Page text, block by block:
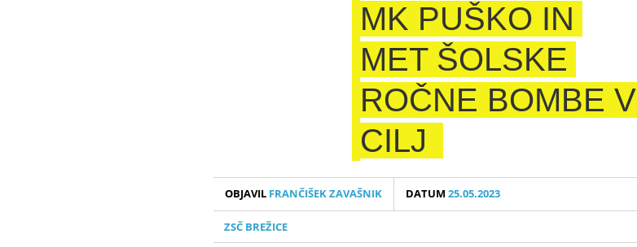
MK PUŠKO IN
MET ŠOLSKE
ROČNE BOMBE V
CILJ
OBJAVIL FRANČIŠEK ZAVAŠNIK DATUM25.05.2023
ZSČ BREŽICE